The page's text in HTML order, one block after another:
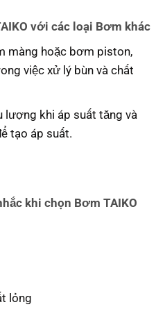
với các loại Bơm khác
màng hoặc bơm piston,
việc xử lý bùn và chất
lượng khi áp suất tăng và
tạo áp suất.
khi chọn Bơm TAIKO
lỏng